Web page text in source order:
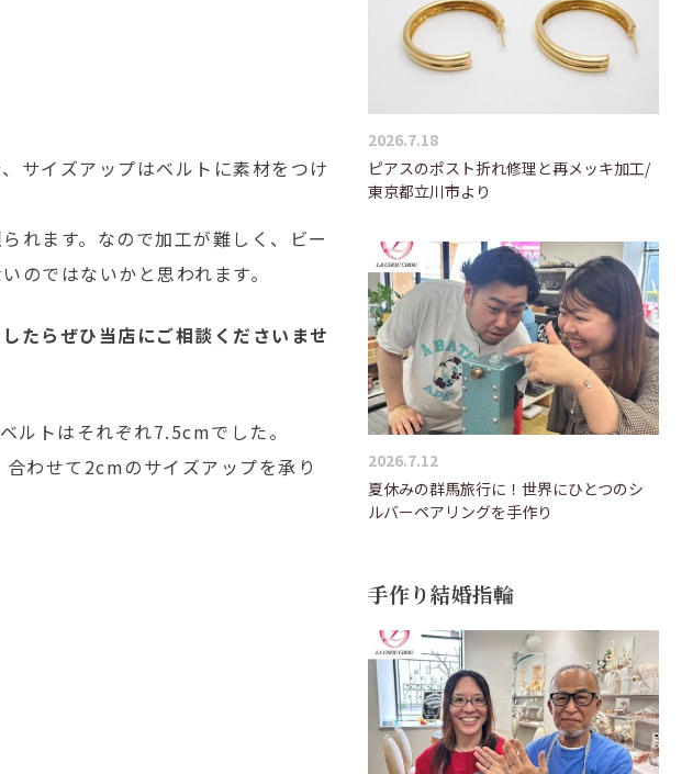
サイズアップはベルトに素材をつけ
れます。なので加工が難しく、ビー
のではないかと思われます。
たらぜひ当店にご相談くださいませ
ルトはそれぞれ7.5cmでした。
わせて2cmのサイズアップを承り
2026.7.18
ピアスのポスト折れ修理と再メッキ加工/
東京都立川市より
2026.7.12
夏休みの群馬旅行に！世界にひとつのシ
ルバーペアリングを手作り
手作り結婚指輪